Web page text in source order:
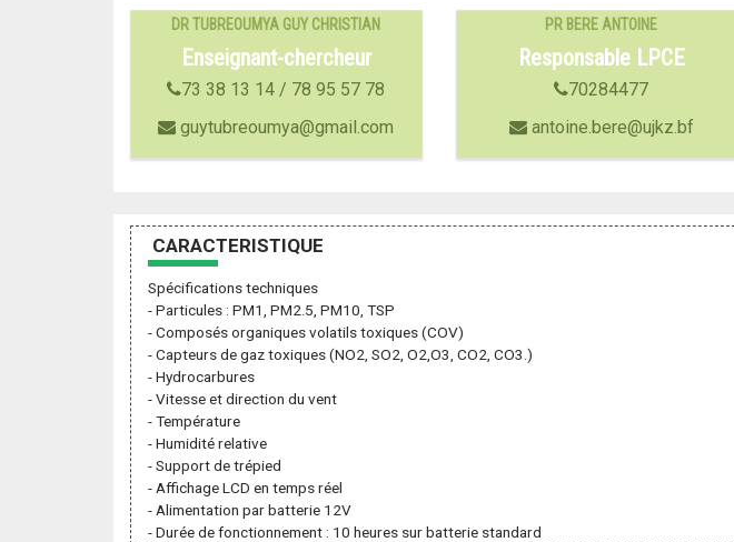
DR TUBREOUMYA GUY CHRISTIAN
Enseignant-chercheur
73 38 13 14 / 78 95 57 78
guytubreoumya@gmail.com
PR BERE ANTOINE
Responsable LPCE
70284477
antoine.bere@ujkz.bf
CARACTERISTIQUE
Spécifications techniques
- Particules : PM1, PM2.5, PM10, TSP
- Composés organiques volatils toxiques (COV)
- Capteurs de gaz toxiques (NO2, SO2, O2,O3, CO2, CO3.)
- Hydrocarbures
- Vitesse et direction du vent
- Température
- Humidité relative
- Support de trépied
- Affichage LCD en temps réel
- Alimentation par batterie 12V
- Durée de fonctionnement : 10 heures sur batterie standard